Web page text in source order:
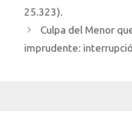
25.323).
Culpa del Menor
imprudente: